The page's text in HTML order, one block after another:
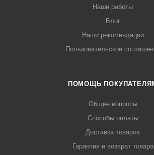
Наши работы
Блог
Наши рекомендации
Пользовательское
ПОМОЩЬ
Общие вопросы
Способы оплаты
Доставка товаров
Гарантия и возврат товара